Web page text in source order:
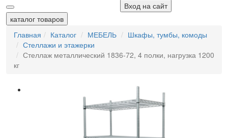
Вход на сайт
каталог товаров
Главная
Каталог МЕБЕЛЬ
Шкафы, тумбы, комоды
Стеллажи и этажерки
Стеллаж металлический 1836-72, 4 полки, нагрузка 1200
кг